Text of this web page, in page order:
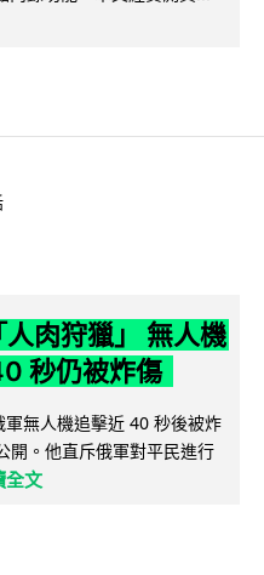
肉狩獵」 無人機
秒仍被炸傷
無人機追擊近 40 秒後被炸
開。他直斥俄軍對平民進行
全文